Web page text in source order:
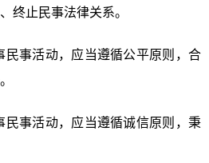
终止民事法律关系。
事活动，应当遵循公平原则，合
事活动，应当遵循诚信原则，秉